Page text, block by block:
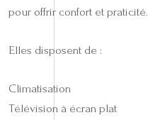
pour offrir confort et praticité.
Elles disposent de :
Climatisation
Télévision à écran plat